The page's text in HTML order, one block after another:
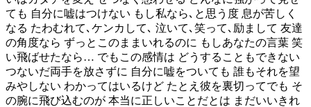
ても 自分に嘘はつけない もし私なら､と思う度 息が苦しく
なる たわむれて､ケンカして､ 泣いて､笑って､励まして 友達
の角度なら ずっとこのままいれるのに もしあなたの言葉 笑
い飛ばせたなら… でもこの感情は どうすることもできない
つないだ両手を放さずに 自分に嘘をついても 誰もそれを望
みやしない わかってはいるけど たとえ彼を裏切ってでも そ
の腕に飛び込むのが 本当に正しいことだとは まだいいきれ